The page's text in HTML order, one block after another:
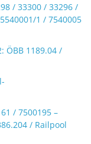
/ 33300 / 33296 /
1 / 7540005
ÖBB 1189.04 /
/ 7500195 –
/ Railpool